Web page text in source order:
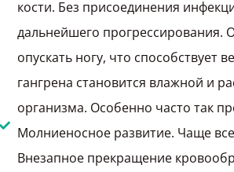
кости. Без присоединения
дальнейшего прогрессирования.
опускать ногу, что
гангрена становится влажной и
организма. Особенно часто так
Молниеносное развитие. Чаще
Внезапное прекращение